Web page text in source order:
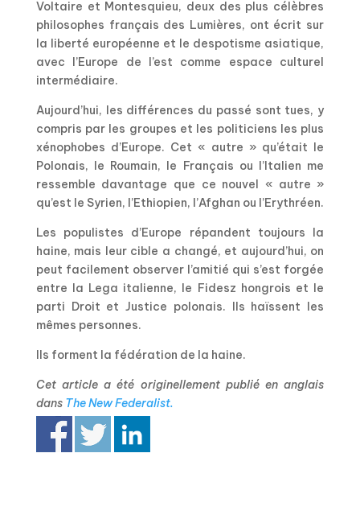
Voltaire et Montesquieu, deux des plus célèbres
philosophes français des Lumières, ont écrit sur
la liberté européenne et le despotisme asiatique,
avec l’Europe de l’est comme espace culturel
intermédiaire.
Aujourd’hui, les différences du passé sont tues, y
compris par les groupes et les politiciens les plus
xénophobes d’Europe. Cet « autre » qu’était le
Polonais, le Roumain, le Français ou l’Italien me
ressemble davantage que ce nouvel « autre »
qu’est le Syrien, l’Ethiopien, l’Afghan ou l’Erythréen.
Les populistes d’Europe répandent toujours la
haine, mais leur cible a changé, et aujourd’hui, on
peut facilement observer l’amitié qui s’est forgée
entre la Lega italienne, le Fidesz hongrois et le
parti Droit et Justice polonais. Ils haïssent les
mêmes personnes.
Ils forment la fédération de la haine.
Cet article a été originellement publié en anglais
dans The New Federalist.